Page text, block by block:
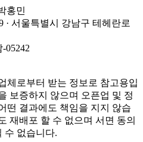
홍민
· 서울특별시 강남구 테헤란로
05242
체로부터 받는 정보로 참고용입
보증하지 않으며 오픈업 및 정
떤 결과에도 책임을 지지 않습
재배포 할 수 없으며 서면 동의
수 없습니다.